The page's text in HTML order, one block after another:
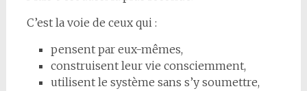
C’est la voie de ceux qui :
pensent par eux-mêmes,
construisent leur vie consciemment,
utilisent le système sans s’y soumettre,